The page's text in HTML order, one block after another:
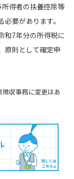
得者の扶養控除等
要があります。
和7年分の所得税に
原則として確定申
収事務に変更はあ